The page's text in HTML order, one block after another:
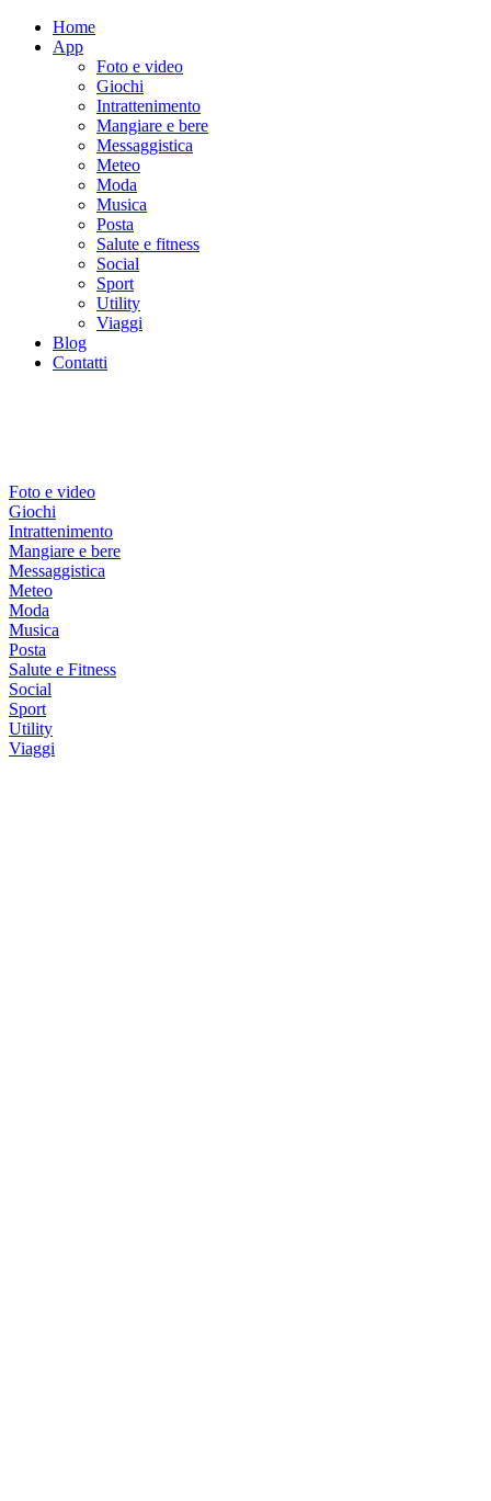
Home
App
Foto e video
Giochi
Intrattenimento
Mangiare e bere
Messaggistica
Meteo
Moda
Musica
Posta
Salute e fitness
Social
Sport
Utility
Viaggi
Blog
Contatti
Foto e video
Giochi
Intrattenimento
Mangiare e bere
Messaggistica
Meteo
Moda
Musica
Posta
Salute e Fitness
Social
Sport
Utility
Viaggi